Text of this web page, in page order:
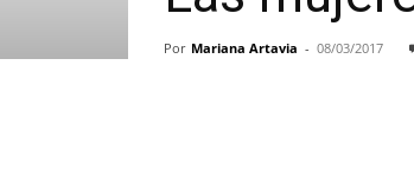
Por Mariana Artavia - 08/03/2017